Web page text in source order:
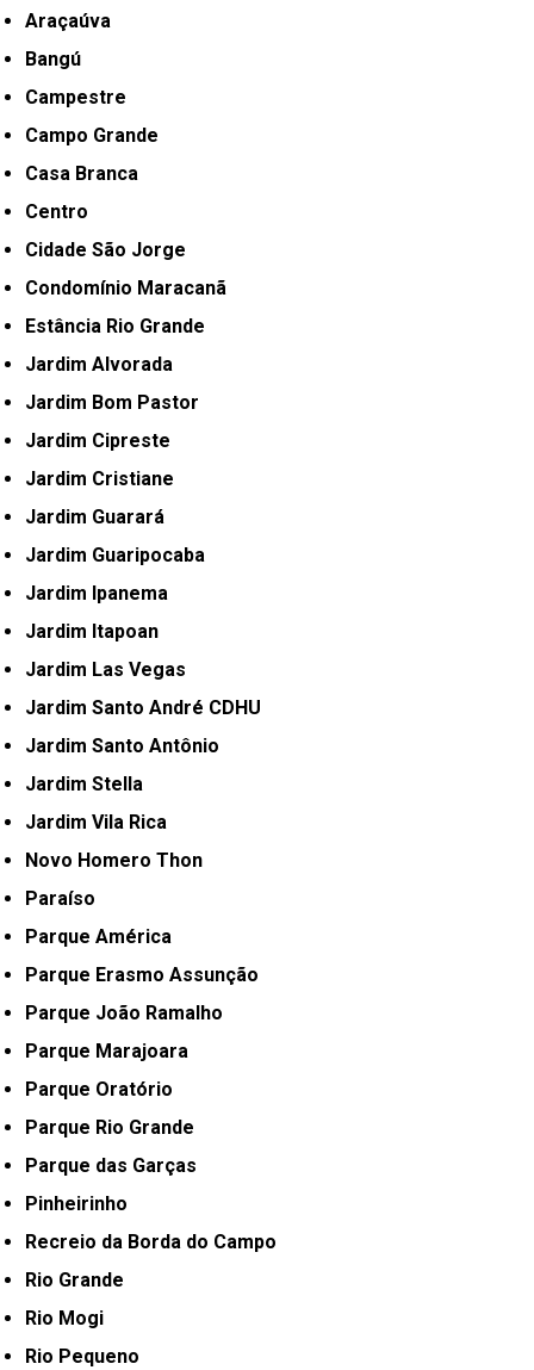
Araçaúva
Bangú
Campestre
Campo Grande
Casa Branca
Centro
Cidade São Jorge
Condomínio Maracanã
Estância Rio Grande
Jardim Alvorada
Jardim Bom Pastor
Jardim Cipreste
Jardim Cristiane
Jardim Guarará
Jardim Guaripocaba
Jardim Ipanema
Jardim Itapoan
Jardim Las Vegas
Jardim Santo André CDHU
Jardim Santo Antônio
Jardim Stella
Jardim Vila Rica
Novo Homero Thon
Paraíso
Parque América
Parque Erasmo Assunção
Parque João Ramalho
Parque Marajoara
Parque Oratório
Parque Rio Grande
Parque das Garças
Pinheirinho
Recreio da Borda do Campo
Rio Grande
Rio Mogi
Rio Pequeno